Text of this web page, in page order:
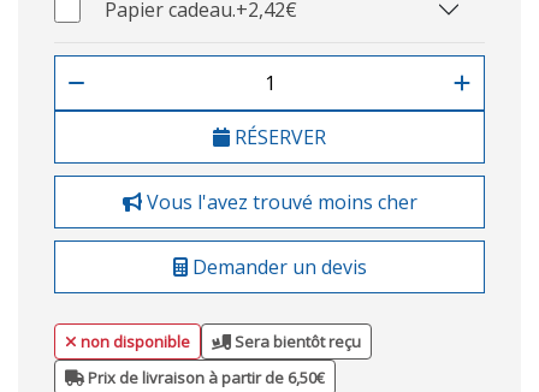
Papier cadeau.+2,42€
RÉSERVER
Vous l'avez trouvé moins cher
Demander un devis
non disponible
Sera bientôt reçu
Prix de livraison à partir de 6,50€